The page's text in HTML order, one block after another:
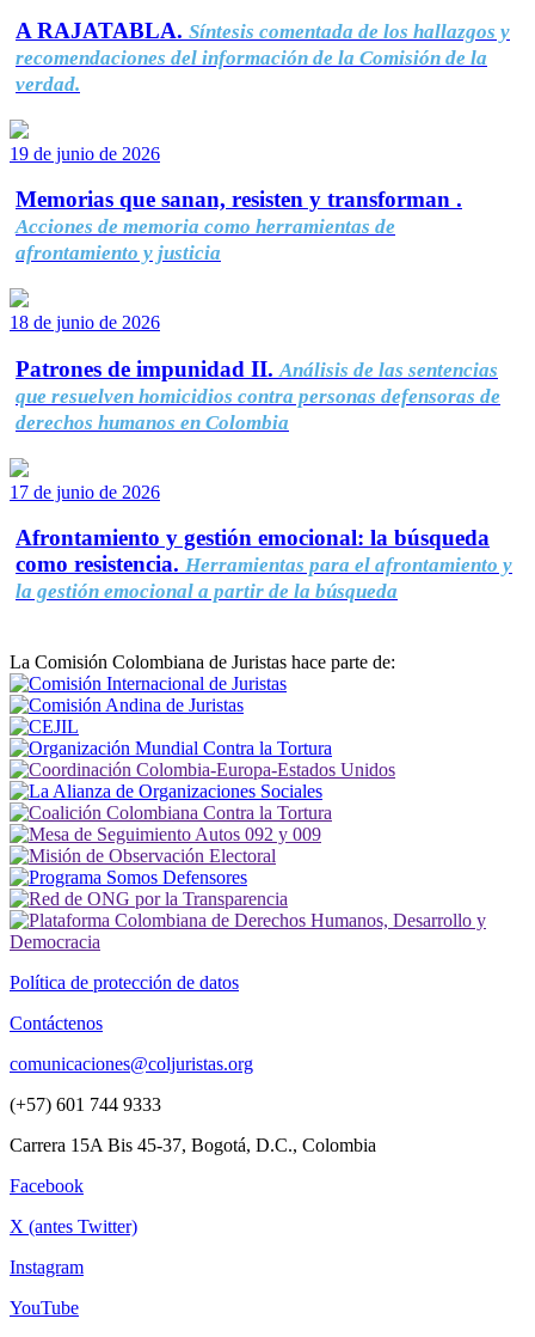
A RAJATABLA. Síntesis comentada de los hallazgos y
recomendaciones del información de la Comisión de la
verdad.
19 de junio de 2026
Memorias que sanan, resisten y transforman .
Acciones de memoria como herramientas de
afrontamiento y justicia
18 de junio de 2026
Patrones de impunidad II. Análisis de las sentencias
que resuelven homicidios contra personas defensoras de
derechos humanos en Colombia
17 de junio de 2026
Afrontamiento y gestión emocional: la búsqueda
como resistencia. Herramientas para el afrontamiento y
la gestión emocional a partir de la búsqueda
La Comisión Colombiana de Juristas hace parte de:
Política de protección de datos
Contáctenos
comunicaciones@coljuristas.org
(+57) 601 744 9333
Carrera 15A Bis 45-37, Bogotá, D.C., Colombia
Facebook
X (antes Twitter)
Instagram
YouTube